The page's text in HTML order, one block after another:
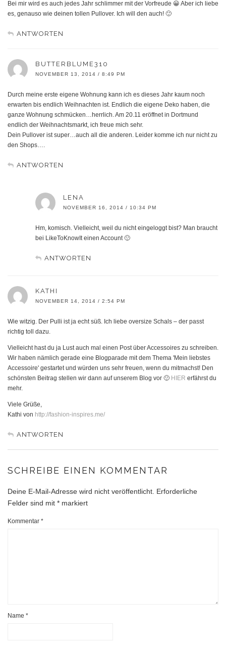
Bei mir wird es auch jedes Jahr schlimmer mit der Vorfreude 😀 Aber ich liebe
es, genauso wie deinen tollen Pullover. Ich will den auch! 🙂
ANTWORTEN
BUTTERBLUME310
NOVEMBER 13, 2014 / 8:49 PM
Durch meine erste eigene Wohnung kann ich es dieses Jahr kaum noch
erwarten bis endlich Weihnachten ist. Endlich die eigene Deko haben, die
ganze Wohnung schmücken…herrlich. Am 20.11 eröffnet in Dortmund
endlich der Weihnachtsmarkt, ich freue mich sehr.
Dein Pullover ist super…auch all die anderen. Leider komme ich nur nicht zu
den Shops….
ANTWORTEN
LENA
NOVEMBER 16, 2014 / 10:34 PM
Hm, komisch. Vielleicht, weil du nicht eingeloggt bist? Man braucht
bei LikeToKnowIt einen Account 🙂
ANTWORTEN
KATHI
NOVEMBER 14, 2014 / 2:54 PM
Wie witzig. Der Pulli ist ja echt süß. Ich liebe oversize Schals – der passt
richtig toll dazu.
Vielleicht hast du ja Lust auch mal einen Post über Accessoires zu schreiben.
Wir haben nämlich gerade eine Blogparade mit dem Thema 'Mein liebstes
Accessoire' gestartet und würden uns sehr freuen, wenn du mitmachst! Den
schönsten Beitrag stellen wir dann auf unserem Blog vor 🙂 HIER erfährst du
mehr.
Viele Grüße,
Kathi von http://fashion-inspires.me/
ANTWORTEN
SCHREIBE EINEN KOMMENTAR
Deine E-Mail-Adresse wird nicht veröffentlicht. Erforderliche
Felder sind mit * markiert
Kommentar *
Name *